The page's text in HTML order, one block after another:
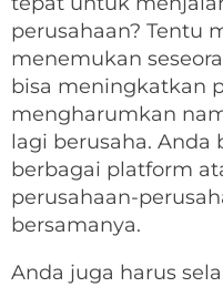
perusahaan? Tentu
menemukan
bisa meningkatkan
mengharumkan
lagi berusaha. Anda
berbagai platform
perusahaan-
bersamanya.
Anda juga harus